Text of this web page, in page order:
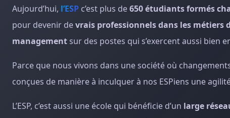
Aujourd’hui, l’ESP c’est plus de650 étudiants formés
pour devenir devrais professionnels dans les
managementsur des postes qui s’exercent aussi bien
Parce que nous vivons dans une société où
conçues de manière à inculquer à nos ESPiens une
L’ESP, c’est aussi une école qui bénéficie d’un large